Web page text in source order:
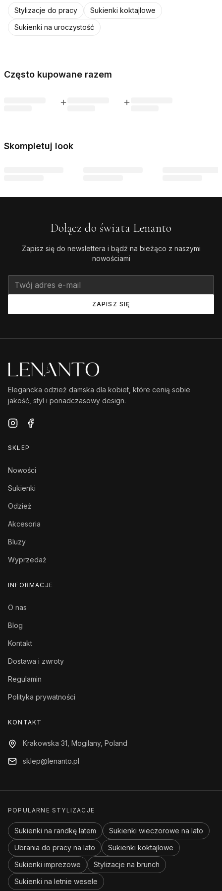
Stylizacje do pracy
Sukienki koktajlowe
Sukienki na uroczystość
Często kupowane razem
Skompletuj look
Dołącz do świata Lenanto
Zapisz się do newslettera i bądź na bieżąco z naszymi
nowościami
ZAPISZ SIĘ
Elegancka odzież damska dla kobiet, które cenią sobie
jakość, styl i ponadczasowy design.
SKLEP
Nowości
Sukienki
Odzież
Akcesoria
Bluzy
Wyprzedaż
INFORMACJE
O nas
Blog
Kontakt
Dostawa i zwroty
Regulamin
Polityka prywatności
KONTAKT
Krakowska 31, Mogilany, Poland
sklep@lenanto.pl
POPULARNE STYLIZACJE
Sukienki na randkę latem
Sukienki wieczorowe na lato
Ubrania do pracy na lato
Sukienki koktajlowe
Sukienki imprezowe
Stylizacje na brunch
Sukienki na letnie wesele